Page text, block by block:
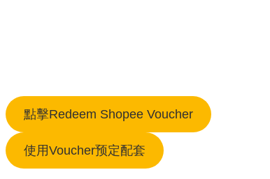
點擊Redeem Shopee Voucher
使用Voucher预定配套